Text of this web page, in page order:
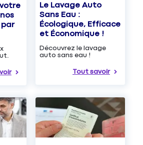
Le Lavage Auto
Sans Eau :
Écologique, Efficace
et Économique !
Découvrez le lavage
auto sans eau !
Tout savoir